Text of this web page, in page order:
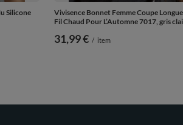
Silicone
Vivisence Bonnet Femme Coupe
Fil Chaud Pour L’Automne 7017, gris
31,99 € / item